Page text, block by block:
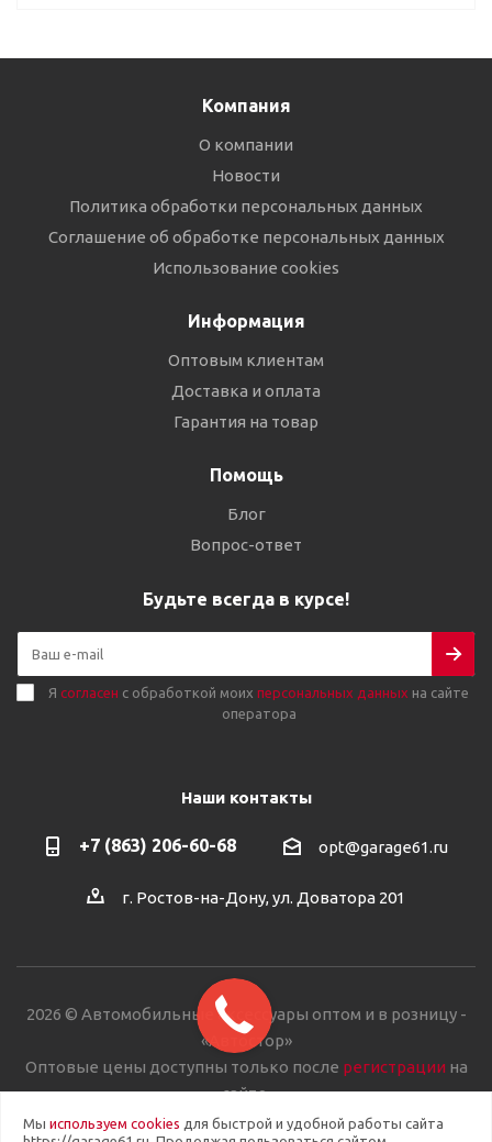
Компания
О компании
Новости
Политика обработки персональных данных
Соглашение об обработке персональных данных
Использование cookies
Информация
Оптовым клиентам
Доставка и оплата
Гарантия на товар
Помощь
Блог
Вопрос-ответ
Будьте всегда в курсе!
Я согласен с обработкой моих персональных данных на сайте
оператора
Наши контакты
+7 (863) 206-60-68 opt@garage61.ru
г. Ростов-на-Дону, ул. Доватора 201
2026 © Автомобильные аксессуары оптом и в розницу -
«Автостор»
Оптовые цены доступны только после регистрации на
сайте.
Мы используем cookies для быстрой и удобной работы сайта